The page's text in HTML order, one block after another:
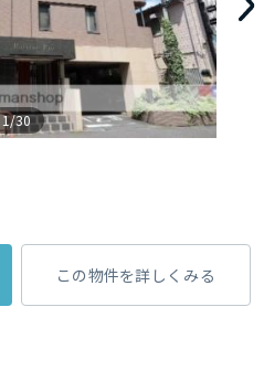
1/30
この物件を詳しくみる